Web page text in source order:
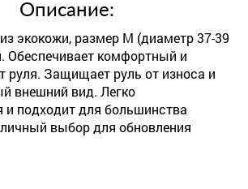
Описание:
экокожи, размер М (диаметр 37-39
Обеспечивает комфортный и
руля. Защищает руль от износа и
внешний вид. Легко
и подходит для большинства
выбор для обновления